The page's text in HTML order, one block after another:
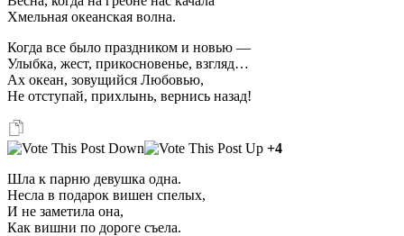
Хмельная океанская волна.
Когда все было праздником и новью —
Улыбка, жест, прикосновенье, взгляд…
Ах океан, зовущийся Любовью,
Не отступай, прихлынь, вернись назад!
+4
Шла к парню девушка одна.
Несла в подарок вишен спелых,
И не заметила она,
Как вишни по дороге съела.